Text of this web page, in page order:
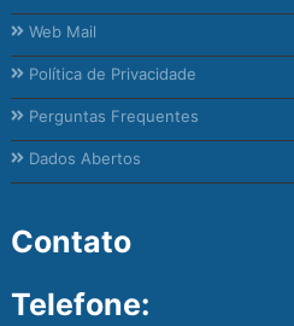
Web Mail
Política de Privacidade
Perguntas Frequentes
Dados Abertos
Contato
Telefone: